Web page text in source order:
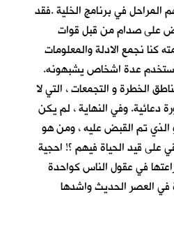
في برنامج الخلية .فقد
على صدام من قبل قوات
كنا نجمع الادلة والمعلومات
عدة اشخاص يشبهونه.
الخطرة و التجمعات ، التي لا
دعائية. وفي النهاية ، لم يكن
تم القبض عليه ، ومن هو
على قيد الحياة فيهم ؟! احجية
في عقول الناس كواحدة
في العصر الحديث واشدها